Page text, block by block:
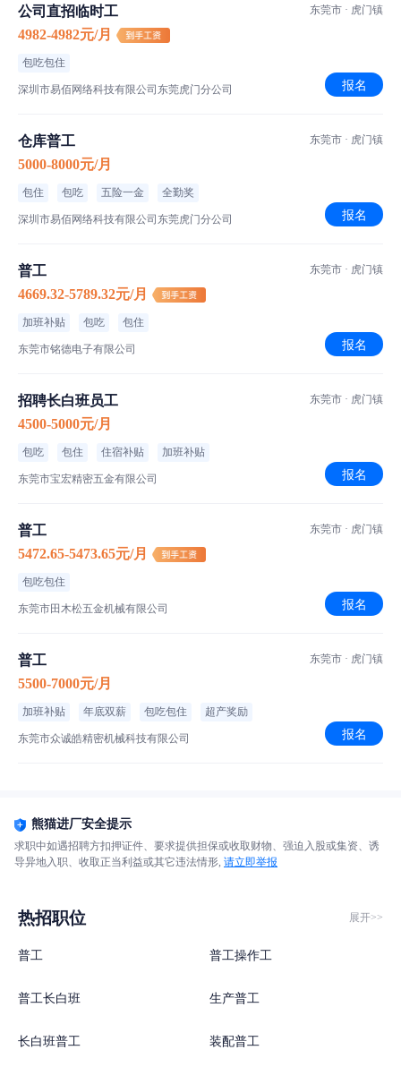
男女不限，年龄18-43岁，初中以上文化，身体健康，视力良好
选择骏佳的六大理由：
1. 自有工及厂员工餐厅，专属办公区域，工作环境干净整洁，团队
氛围融洽；
水供应；
3. 年底丰厚年终奖+尾牙聚餐
4. 不定期举办团建活动，团队聚餐，业余放松娱乐，每年员工旅
食宿介绍
伙食标准
工厂信息
100-200人｜私营·民营企业｜电子/微电子技术/集成电路
公司直招临时工
4982-4982元/月
包吃包住
深圳市易佰网络科技有限公司东莞虎门分公司
东莞市 · 虎门镇
报名
仓库普工
5000-8000元/月
包住 包吃 五险一金 全勤奖
深圳市易佰网络科技有限公司东莞虎门分公司
东莞市 · 虎门镇
报名
普工
4669.32-5789.32元/月
加班补贴 包吃 包住
东莞市铭德电子有限公司
东莞市 · 虎门镇
报名
招聘长白班员工
4500-5000元/月
包吃 包住 住宿补贴 加班补贴
东莞市宝宏精密五金有限公司
东莞市 · 虎门镇
报名
普工
5472.65-5473.65元/月
包吃包住
东莞市田木松五金机械有限公司
东莞市 · 虎门镇
报名
普工
5500-7000元/月
加班补贴 年底双薪 包吃包住 超产奖励
东莞市众诚皓精密机械科技有限公司
东莞市 · 虎门镇
报名
熊猫进厂安全提示
求职中如遇招聘方扣押证件、要求提供担保或收取财物、强迫入股或集资、诱
导异地入职、收取正当利益或其它违法情形, 请立即举报
热招职位 展开>>
普工 普工操作工
普工长白班 生产普工
长白班普工 装配普工